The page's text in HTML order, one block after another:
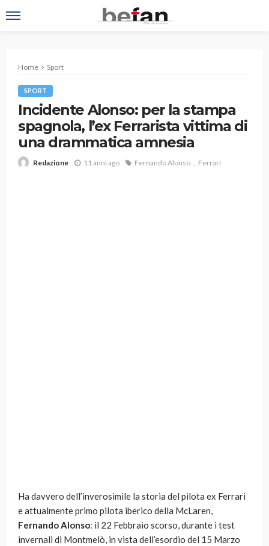
Home Sport
SPORT
Incidente Alonso: per la stampa
spagnola, l’ex Ferrarista vittima di
una drammatica amnesia
Redazione 11 anni ago Fernando Alonso Ferrari
Ha davvero dell’inverosimile la storia del pilota ex Ferrari
e attualmente primo pilota iberico della McLaren,
Fernando Alonso: il 22 Febbraio scorso, durante i test
invernali di Montmelò, in vista dell’esordio del 15 Marzo